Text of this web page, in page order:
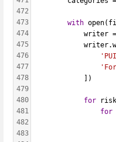
472
473
474
475
476
477
478
479
480
481
482
483
with
writer
            ])
for
for